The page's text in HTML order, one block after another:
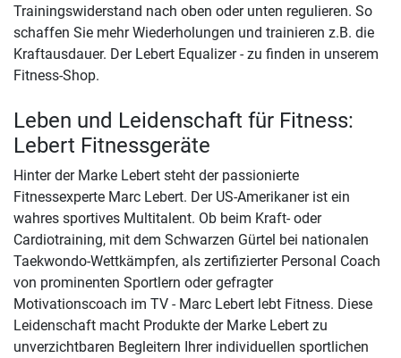
Trainingswiderstand nach oben oder unten regulieren. So
schaffen Sie mehr Wiederholungen und trainieren z.B. die
Kraftausdauer. Der Lebert Equalizer - zu finden in unserem
Fitness-Shop.
Leben und Leidenschaft für Fitness:
Lebert Fitnessgeräte
Hinter der Marke Lebert steht der passionierte
Fitnessexperte Marc Lebert. Der US-Amerikaner ist ein
wahres sportives Multitalent. Ob beim Kraft- oder
Cardiotraining, mit dem Schwarzen Gürtel bei nationalen
Taekwondo-Wettkämpfen, als zertifizierter Personal Coach
von prominenten Sportlern oder gefragter
Motivationscoach im TV - Marc Lebert lebt Fitness. Diese
Leidenschaft macht Produkte der Marke Lebert zu
unverzichtbaren Begleitern Ihrer individuellen sportlichen